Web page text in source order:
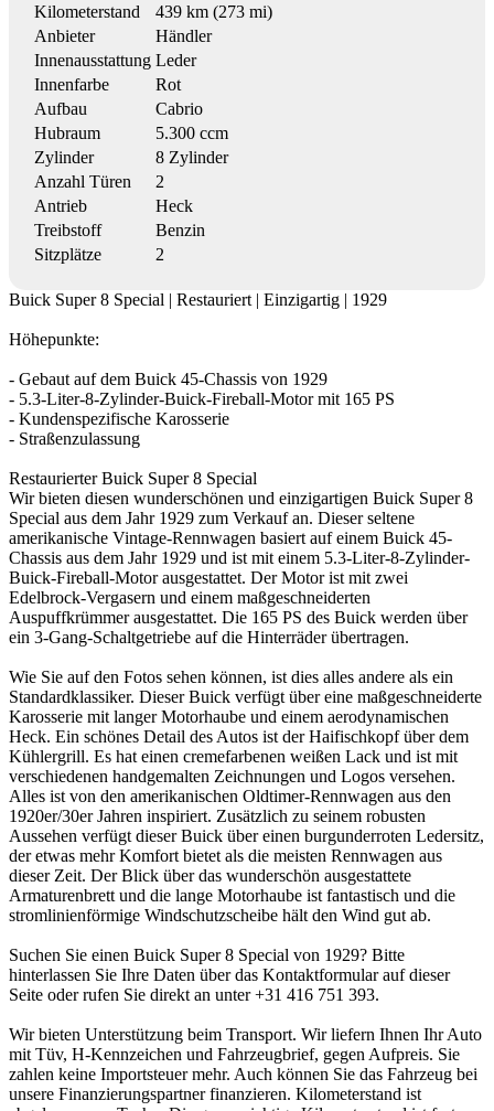
Kilometerstand
439 km (273 mi)
Anbieter
Händler
Innenausstattung Leder
Innenfarbe
Rot
Aufbau
Cabrio
Hubraum
5.300 ccm
Zylinder
8 Zylinder
Anzahl Türen
2
Antrieb
Heck
Treibstoff
Benzin
Sitzplätze
2
Buick Super 8 Special | Restauriert | Einzigartig | 1929
Höhepunkte:
- Gebaut auf dem Buick 45-Chassis von 1929
- 5.3-Liter-8-Zylinder-Buick-Fireball-Motor mit 165 PS
- Kundenspezifische Karosserie
- Straßenzulassung
Restaurierter Buick Super 8 Special
Wir bieten diesen wunderschönen und einzigartigen Buick Super 8
Special aus dem Jahr 1929 zum Verkauf an. Dieser seltene
amerikanische Vintage-Rennwagen basiert auf einem Buick 45-
Chassis aus dem Jahr 1929 und ist mit einem 5.3-Liter-8-Zylinder-
Buick-Fireball-Motor ausgestattet. Der Motor ist mit zwei
Edelbrock-Vergasern und einem maßgeschneiderten
Auspuffkrümmer ausgestattet. Die 165 PS des Buick werden über
ein 3-Gang-Schaltgetriebe auf die Hinterräder übertragen.
Wie Sie auf den Fotos sehen können, ist dies alles andere als ein
Standardklassiker. Dieser Buick verfügt über eine maßgeschneiderte
Karosserie mit langer Motorhaube und einem aerodynamischen
Heck. Ein schönes Detail des Autos ist der Haifischkopf über dem
Kühlergrill. Es hat einen cremefarbenen weißen Lack und ist mit
verschiedenen handgemalten Zeichnungen und Logos versehen.
Alles ist von den amerikanischen Oldtimer-Rennwagen aus den
1920er/30er Jahren inspiriert. Zusätzlich zu seinem robusten
Aussehen verfügt dieser Buick über einen burgunderroten Ledersitz,
der etwas mehr Komfort bietet als die meisten Rennwagen aus
dieser Zeit. Der Blick über das wunderschön ausgestattete
Armaturenbrett und die lange Motorhaube ist fantastisch und die
stromlinienförmige Windschutzscheibe hält den Wind gut ab.
Suchen Sie einen Buick Super 8 Special von 1929? Bitte
hinterlassen Sie Ihre Daten über das Kontaktformular auf dieser
Seite oder rufen Sie direkt an unter +31 416 751 393.
Wir bieten Unterstützung beim Transport. Wir liefern Ihnen Ihr Auto
mit Tüv, H-Kennzeichen und Fahrzeugbrief, gegen Aufpreis. Sie
zahlen keine Importsteuer mehr. Auch können Sie das Fahrzeug bei
unsere Finanzierungspartner finanzieren. Kilometerstand ist